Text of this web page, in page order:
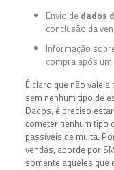
Envio de dados
conclusão da
Informação
compra após
É claro que não vale
sem nenhum tipo de
Dados, é preciso
cometer nenhum tipo
passíveis de multa.
vendas, aborde por
somente aqueles que